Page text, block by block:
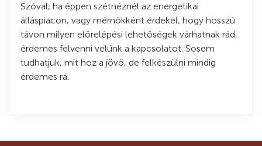
Szóval, ha éppen szétnéznél az energetikai
álláspiacon, vagy mérnökként érdekel, hogy hosszú
távon milyen előrelépési lehetőségek várhatnak rád,
érdemes felvenni velünk a kapcsolatot. Sosem
tudhatjuk, mit hoz a jövő, de felkészülni mindig
érdemes rá.